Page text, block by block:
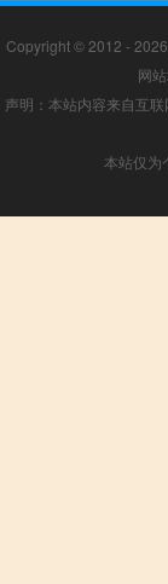
Copyright © 2012 - 2026
网
声明：本站内容来自互
本站仅为